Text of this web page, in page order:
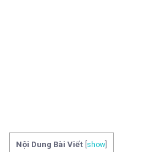
Nội Dung Bài Viết show